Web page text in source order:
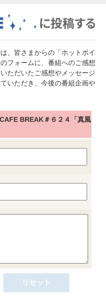
、皆さまからの「ホットボイ
フォームに、番組へのご感想
ただいたご感想やメッセージ
いただき、今後の番組企画や
BREAK＃６２４「真風